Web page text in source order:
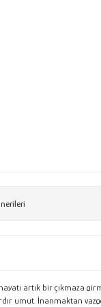
artık bir çıkmaza
umut. İnanmaktan